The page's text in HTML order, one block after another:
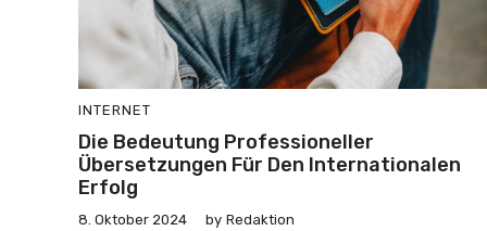
INTERNET
Die Bedeutung Professioneller
Übersetzungen Für Den Internationalen
Erfolg
8. Oktober 2024 by Redaktion